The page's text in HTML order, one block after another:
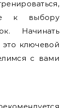
к выбору
Начинать
ключевой
с вами